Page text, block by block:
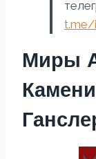
t.me/
Миры